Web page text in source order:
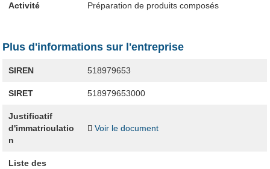
Activité Préparation de produits composés
Plus d'informations sur l'entreprise
SIREN 518979653
SIRET 518979653000
Justificatif
d'immatriculatio
n
Voir le document
Liste des